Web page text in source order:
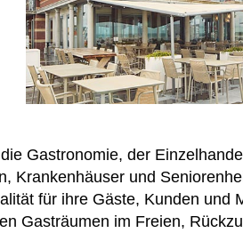
Gastronomie, der
Krankenhäuser und
für ihre Gäste, Kunden und
Gasträumen im Freien,